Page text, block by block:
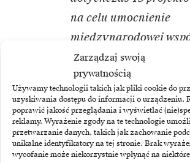
Zarządzaj swoją
prywatnością
Używamy technologii takich jak pliki cookie do
uzyskiwania dostępu do informacji o urządzeniu.
poprawić jakość przeglądania i wyświetlać
reklamy. Wyrażenie zgody na te technologie
przetwarzanie danych, takich jak zachowanie
unikalne identyfikatory na tej stronie. Brak
wycofanie może niekorzystnie wpłynąć na
na celu umocnienie
międzynarodowej
w domenie cyfrowej.
są konieczne, lecz ich
niewystarczająca
i nie odzwierciedla
regionu. Open RAN to
Trójmorze